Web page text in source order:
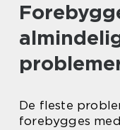
De fleste
forebygges